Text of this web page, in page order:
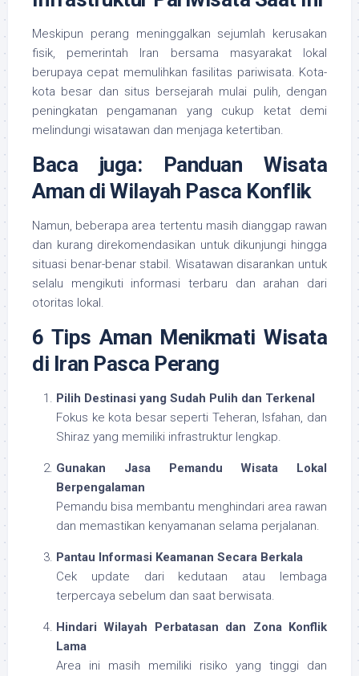
Meskipun perang meninggalkan sejumlah kerusakan
fisik, pemerintah Iran bersama masyarakat lokal
berupaya cepat memulihkan fasilitas pariwisata. Kota-
kota besar dan situs bersejarah mulai pulih, dengan
peningkatan pengamanan yang cukup ketat demi
melindungi wisatawan dan menjaga ketertiban.
Baca juga: Panduan Wisata
Aman di Wilayah Pasca Konflik
Namun, beberapa area tertentu masih dianggap rawan
dan kurang direkomendasikan untuk dikunjungi hingga
situasi benar-benar stabil. Wisatawan disarankan untuk
selalu mengikuti informasi terbaru dan arahan dari
otoritas lokal.
6 Tips Aman Menikmati Wisata
di Iran Pasca Perang
Pilih Destinasi yang Sudah Pulih dan Terkenal
Fokus ke kota besar seperti Teheran, Isfahan, dan
Shiraz yang memiliki infrastruktur lengkap.
Gunakan Jasa Pemandu Wisata Lokal
Berpengalaman
Pemandu bisa membantu menghindari area rawan
dan memastikan kenyamanan selama perjalanan.
Pantau Informasi Keamanan Secara Berkala
Cek update dari kedutaan atau lembaga
terpercaya sebelum dan saat berwisata.
Hindari Wilayah Perbatasan dan Zona Konflik
Lama
Area ini masih memiliki risiko yang tinggi dan